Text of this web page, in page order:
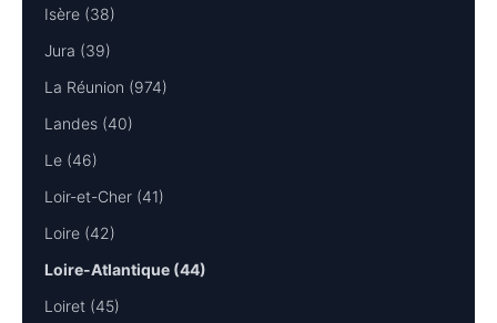
Isère (38)
Jura (39)
La Réunion (974)
Landes (40)
Le (46)
Loir-et-Cher (41)
Loire (42)
Loire-Atlantique (44)
Loiret (45)